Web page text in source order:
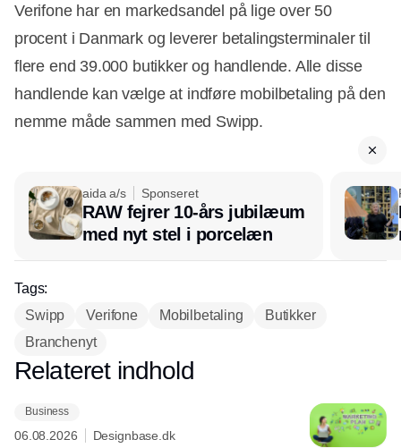
Verifone har en markedsandel på lige over 50
procent i Danmark og leverer betalingsterminaler til
flere end 39.000 butikker og handlende. Alle disse
handlende kan vælge at indføre mobilbetaling på den
nemme måde sammen med Swipp.
aida a/s Sponseret
RAW fejrer 10-års jubilæum
med nyt stel i porcelæn
Tags:
Swipp
Verifone Mobilbetaling
Butikker
Branchenyt
Annonce
Relateret indhold
Business
06.08.2026 Designbase.dk